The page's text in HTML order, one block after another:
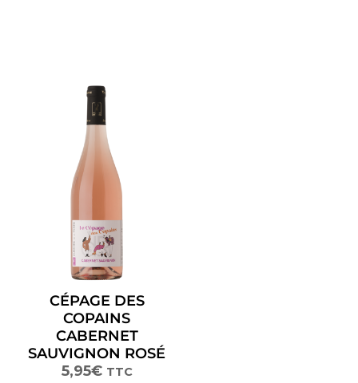
CÉPAGE DES
COPAINS
CABERNET
SAUVIGNON ROSÉ
5,95€ TTC